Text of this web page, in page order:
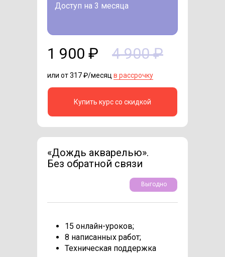
или от 317 ₽/месяц в рассрочку
4 900 ₽
1 900 ₽
Купить курс со скидкой
Доступ на 3 месяца
15 онлайн-уроков;
8 написанных работ;
Техническая поддержка
«Дождь акварелью».
Без обратной связи
Выгодно